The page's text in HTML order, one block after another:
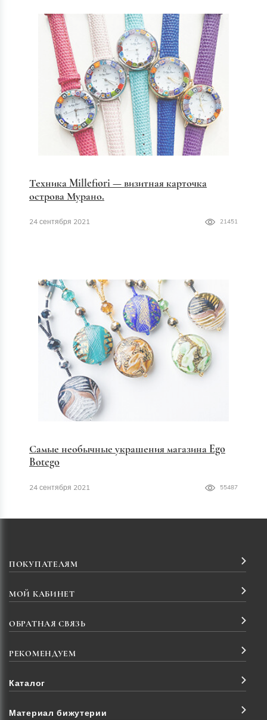
Техника Millefiori — визитная карточка
острова Мурано.
24 сентября 2021 21451
Самые необычные украшения магазина Ego
Botego
24 сентября 2021 55487
ПОКУПАТЕЛЯМ
МОЙ КАБИНЕТ
ОБРАТНАЯ СВЯЗЬ
РЕКОМЕНДУЕМ
Каталог
Материал бижутерии